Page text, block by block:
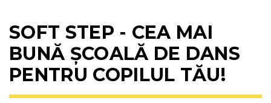
SOFT STEP - CEA MAI
BUNĂ ȘCOALĂ DE DANS
PENTRU COPILUL TĂU!